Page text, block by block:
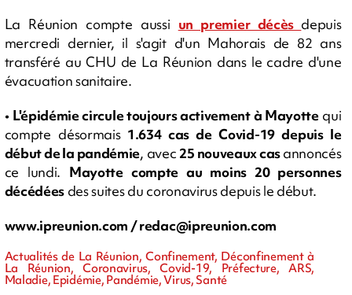
La Réunion compte aussi un premier décès depuis
mercredi dernier, il s'agit d'un Mahorais de 82 ans
transféré au CHU de La Réunion dans le cadre d'une
évacuation sanitaire.
• L'épidémie circule toujours activement à Mayottequi
compte désormais1.634 cas de Covid-19 depuis le
début de la pandémie, avec 25 nouveaux casannoncés
ce lundi. Mayotte compte au moins 20 personnes
décédéesdes suites du coronavirus depuis le début.
www.ipreunion.com /redac@ipreunion.com
Actualités de La Réunion, Confinement, Déconfinement à
La Réunion, Coronavirus, Covid-19, Préfecture, ARS,
Maladie, Epidémie, Pandémie, Virus, Santé